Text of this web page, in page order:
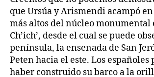
que Ursúa y Arismendi acampó
más altos del núcleo monumental
Ch’ich’, desde el cual se puede
península, la ensenada de San
Peten hacia el este. Los
haber construido su barco a la